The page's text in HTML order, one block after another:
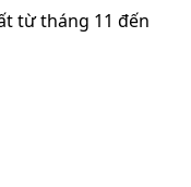
từ tháng 11 đến